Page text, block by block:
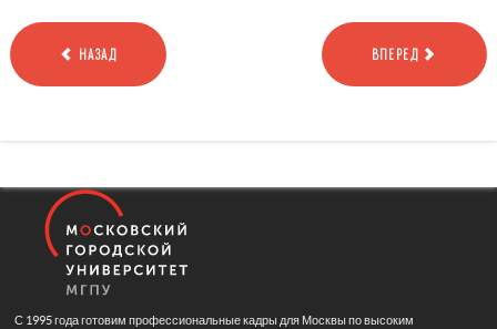
НАЗАД ВПЕРЕД
С 1995 года готовим профессиональные кадры для Москвы по высоким